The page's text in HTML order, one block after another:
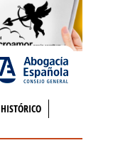
HISTÓRICO